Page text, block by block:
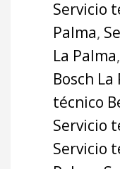
Servicio
Palma,
La Palma,
Bosch La
técnico
Servicio
Servicio